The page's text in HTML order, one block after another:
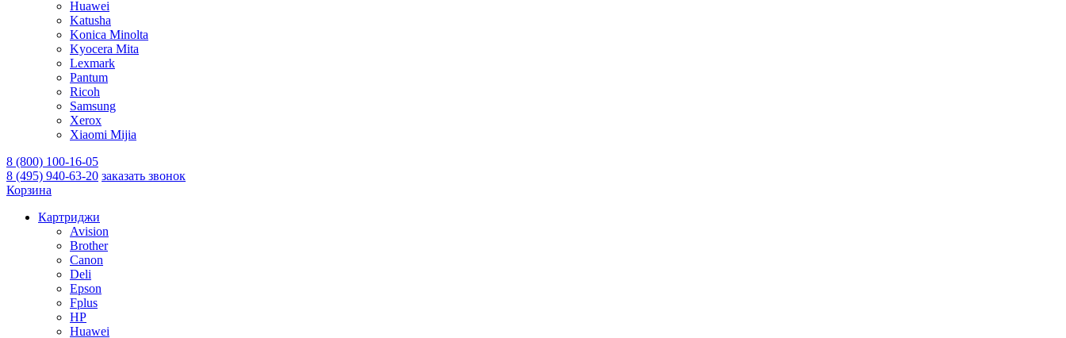
Huawei
Katusha
Konica Minolta
Kyocera Mita
Lexmark
Pantum
Ricoh
Samsung
Xerox
Xiaomi Mijia
8 (800) 100-16-05
8 (495) 940-63-20 заказать звонок
Корзина
Картриджи
Avision
Brother
Canon
Deli
Epson
Fplus
HP
Huawei